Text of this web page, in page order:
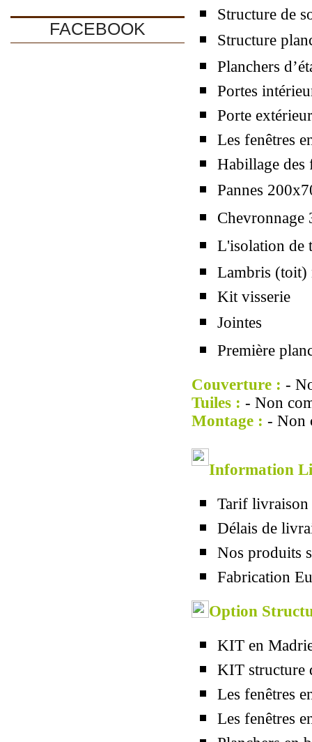
FACEBOOK
Structure de
Structure
Planchers
Portes
Porte
Les fenêtres
Habillage des
Pannes
L'isolation de
Lambris (toit)
Kit visserie
Jointes
Première
Couverture : -
Tuiles : - Non
Montage : - Non
Information
Tarif
Délais de
Nos produits
Fabrication
Option
KIT en
KIT structure
Les fenêtres
Les fenêtres